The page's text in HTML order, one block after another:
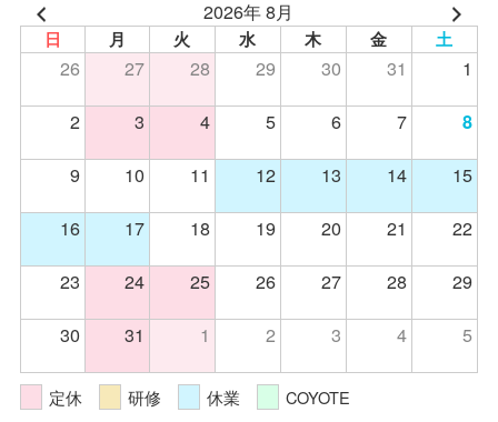
2026年 8月
日 月 火 水 木 金 土
26 27 28 29 30 31
1
2
3 4 5 6 7 8
9 10 11 12 13 14
15
16
17 18 19 20 21
22
23
24 25 26 27 28
29
30
31 1 2 3 4 5
定休 研修 休業 COYOTE